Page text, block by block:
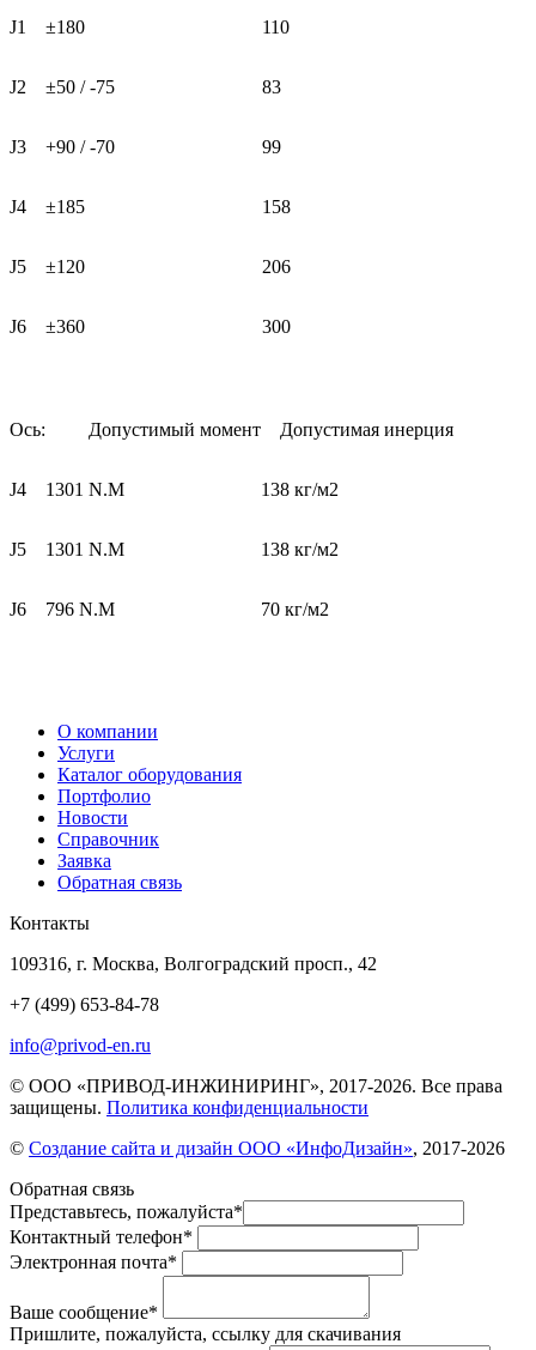
J1 ±180 110
J2 ±50 / -75 83
J3 +90 / -70 99
J4 ±185 158
J5 ±120 206
J6 ±360 300
Ось: Допустимый момент Допустимая инерция
J4 1301 N.M 138 кг/м2
J5 1301 N.M 138 кг/м2
J6 796 N.M 70 кг/м2
О компании
Услуги
Каталог оборудования
Портфолио
Новости
Справочник
Заявка
Обратная связь
Контакты
109316, г. Москва, Волгоградский просп., 42
+7 (499) 653-84-78
info@privod-en.ru
© ООО «ПРИВОД-ИНЖИНИРИНГ», 2017-2026. Все права
защищены. Политика конфиденциальности
© Создание сайта и дизайн ООО «ИнфоДизайн», 2017-2026
Обратная связь
Представьтесь, пожалуйста*
Контактный телефон*
Электронная почта*
Ваше сообщение*
Пришлите, пожалуйста, ссылку для скачивания